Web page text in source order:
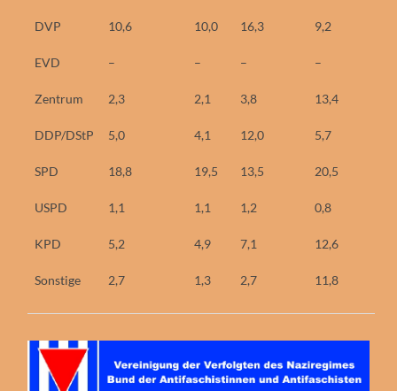
DVP
EVD
Zentrum
DDP/DStP
SPD
USPD
KPD
Sonstige
10,6
–
2,3
5,0
18,8
1,1
5,2
2,7
10,0
–
2,1
4,1
19,5
1,1
4,9
1,3
16,3
–
3,8
12,0
13,5
1,2
7,1
2,7
9,2
–
13,4
5,7
20,5
0,8
12,6
11,8